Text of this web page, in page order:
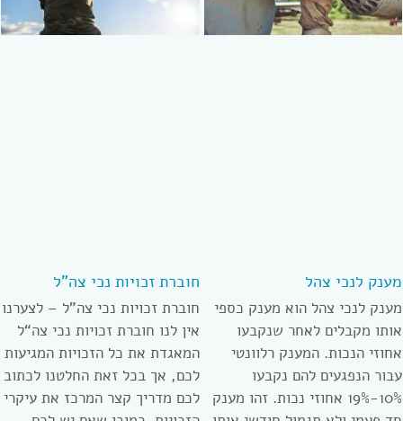
מענק לנכי צהל
מענק לנכי צהל הוא מענק כספי
אותו מקבלים לאחר שנקבעו
אחוזי הנכות. המענק רלוונטי
עבור הנפגעים להם נקבעו
10%-19% אחוזי נכות. זהו מענק
חוברת זכויות נכי צה”ל
חוברת זכויות נכי צה”ל – לצערנו
אין לנו חוברת זכויות נכי צה“ל
המאגדת את כל הזכויות המגיעות
לכם, אך בכל זאת החלטנו לכתוב
לכם מדריך קצר המרכז את עיקרי